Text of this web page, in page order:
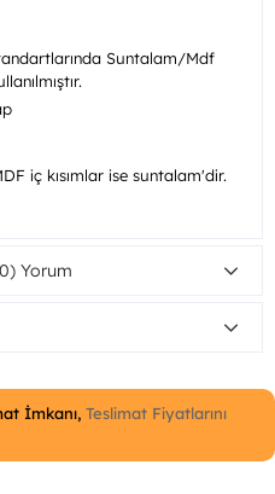
Suntalam/Mdf
iç kısımlar ise suntalam'dir.
nemli bezle silerek
İmkanı, Teslimat Fiyatlarını